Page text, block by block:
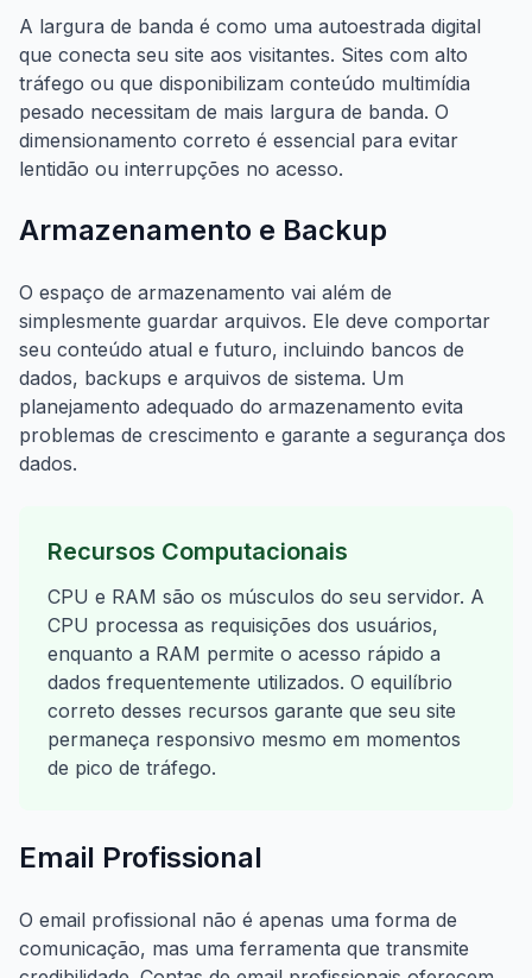
A largura de banda é como uma autoestrada digital
que conecta seu site aos visitantes. Sites com alto
tráfego ou que disponibilizam conteúdo multimídia
pesado necessitam de mais largura de banda. O
dimensionamento correto é essencial para evitar
lentidão ou interrupções no acesso.
Armazenamento e Backup
O espaço de armazenamento vai além de
simplesmente guardar arquivos. Ele deve comportar
seu conteúdo atual e futuro, incluindo bancos de
dados, backups e arquivos de sistema. Um
planejamento adequado do armazenamento evita
problemas de crescimento e garante a segurança dos
dados.
Recursos Computacionais
CPU e RAM são os músculos do seu servidor. A
CPU processa as requisições dos usuários,
enquanto a RAM permite o acesso rápido a
dados frequentemente utilizados. O equilíbrio
correto desses recursos garante que seu site
permaneça responsivo mesmo em momentos
de pico de tráfego.
Email Profissional
O email profissional não é apenas uma forma de
comunicação, mas uma ferramenta que transmite